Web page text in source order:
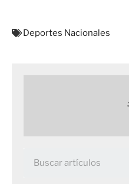
Deportes Nacionales